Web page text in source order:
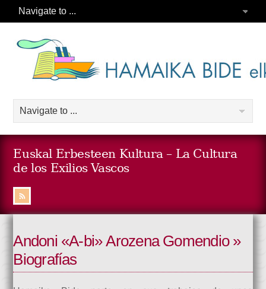
Euskal Erbesteen Kultura – La Cultura
de los Exilios Vascos
Andoni «A-bi» Arozena Gomendio »
Biografías